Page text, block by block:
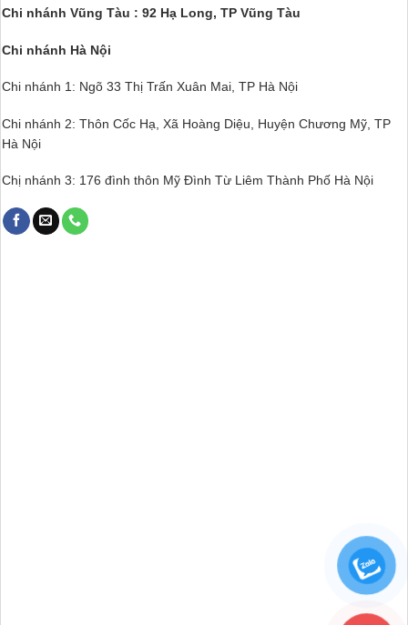
Chi nhánh Vũng Tàu : 92 Hạ Long, TP Vũng Tàu
Chi nhánh Hà Nội
Chi nhánh 1: Ngõ 33 Thị Trấn Xuân Mai, TP Hà Nội
Chi nhánh 2: Thôn Cốc Hạ, Xã Hoàng Diệu, Huyện Chương Mỹ, TP
Hà Nội
Chị nhánh 3: 176 đình thôn Mỹ Đình Từ Liêm Thành Phố Hà Nội